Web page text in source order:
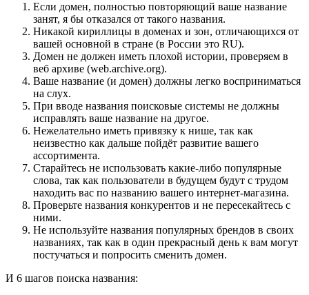
Если домен, полностью повторяющий ваше название
занят, я бы отказался от такого названия.
Никакой кириллицы в доменах и зон, отличающихся от
вашей основной в стране (в России это RU).
Домен не должен иметь плохой истории, проверяем в
веб архиве (web.archive.org).
Ваше название (и домен) должны легко восприниматься
на слух.
При вводе названия поисковые системы не должны
исправлять ваше название на другое.
Нежелательно иметь привязку к нише, так как
неизвестно как дальше пойдёт развитие вашего
ассортимента.
Старайтесь не использовать какие-либо популярные
слова, так как пользователи в будущем будут с трудом
находить вас по названию вашего интернет-магазина.
Проверьте названия конкурентов и не пересекайтесь с
ними.
Не используйте названия популярных брендов в своих
названиях, так как в один прекрасный день к вам могут
постучаться и попросить сменить домен.
И 6 шагов поиска названия: